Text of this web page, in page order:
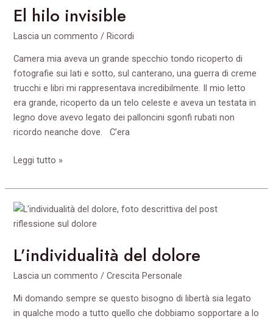
El hilo invisible
Lascia un commento /Ricordi
Camera mia aveva un grande specchio tondo ricoperto di
fotografie sui lati e sotto, sul canterano, una guerra di creme
trucchi e libri mi rappresentava incredibilmente. Il mio letto
era grande, ricoperto da un telo celeste e aveva un testata in
legno dove avevo legato dei palloncini sgonfi rubati non
ricordo neanche dove. C’era
Leggi tutto »
L’individualità del dolore
Lascia un commento /Crescita Personale
Mi domando sempre se questo bisogno di libertà sia legato
in qualche modo a tutto quello che dobbiamo sopportare a lo
L’individualità
del